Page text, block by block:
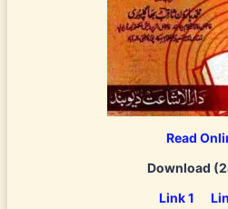
Read
Download
Link 1